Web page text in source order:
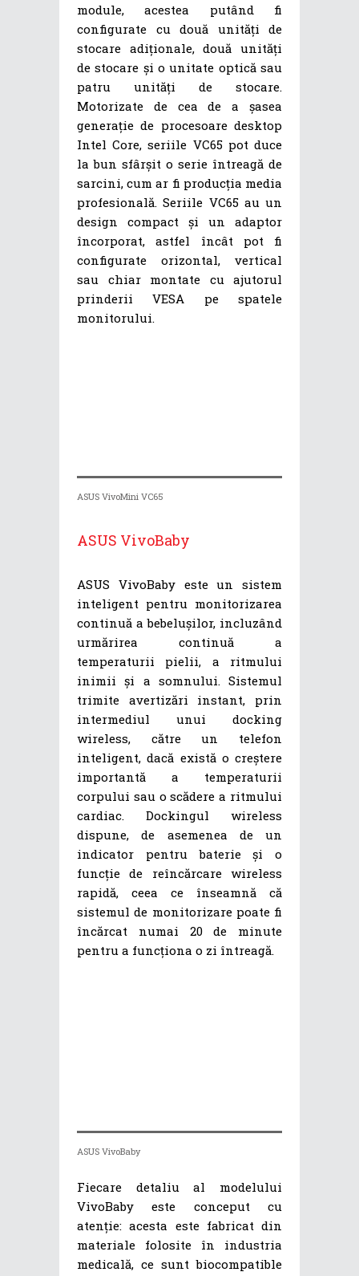
module, acestea putând fi
configurate cu două unități de
stocare adiționale, două unități
de stocare și o unitate optică sau
patru unități de stocare.
Motorizate de cea de a șasea
generație de procesoare desktop
Intel Core, seriile VC65 pot duce
la bun sfârșit o serie întreagă de
sarcini, cum ar fi producția media
profesională. Seriile VC65 au un
design compact și un adaptor
încorporat, astfel încât pot fi
configurate orizontal, vertical
sau chiar montate cu ajutorul
prinderii VESA pe spatele
monitorului.
ASUS VivoMini VC65
ASUS VivoBaby
ASUS VivoBaby este un sistem
inteligent pentru monitorizarea
continuă a bebelușilor, incluzând
urmărirea continuă a
temperaturii pielii, a ritmului
inimii și a somnului. Sistemul
trimite avertizări instant, prin
intermediul unui docking
wireless, către un telefon
inteligent, dacă există o creștere
importantă a temperaturii
corpului sau o scădere a ritmului
cardiac. Dockingul wireless
dispune, de asemenea de un
indicator pentru baterie și o
funcție de reîncărcare wireless
rapidă, ceea ce înseamnă că
sistemul de monitorizare poate fi
încărcat numai 20 de minute
pentru a funcționa o zi întreagă.
ASUS VivoBaby
Fiecare detaliu al modelului
VivoBaby este conceput cu
atenție: acesta este fabricat din
materiale folosite în industria
medicală, ce sunt biocompatible